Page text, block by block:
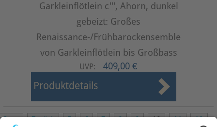
Garkleinflötlein c''', Ahorn, dunkel
gebeizt: Großes
Renaissance-/Frühbarockensemble
von Garkleinflötlein bis Großbass
UVP: 409,00 €
Produktdetails
Start Zurück 5 6 7 8 9 10 11
12